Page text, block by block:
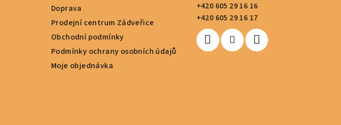
Doprava
Prodejní centrum Zádveřice
Obchodní podmínky
Podmínky ochrany osobních údajů
Moje objednávka
+420 605 29 16 16
+420 605 29 16 17